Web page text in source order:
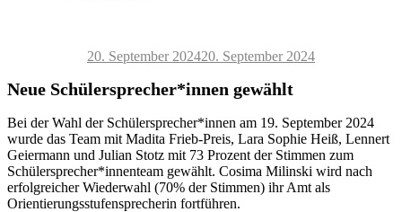
Veröffentlicht
20. September 202420. September 2024
Neue Schülersprecher*innen gewählt
Bei der Wahl der Schülersprecher*innen am 19. September 2024
wurde das Team mit Madita Frieb-Preis, Lara Sophie Heiß, Lennert
Geiermann und Julian Stotz mit 73 Prozent der Stimmen zum
Schülersprecher*innenteam gewählt. Cosima Milinski wird nach
erfolgreicher Wiederwahl (70% der Stimmen) ihr Amt als
Orientierungsstufensprecherin fortführen.